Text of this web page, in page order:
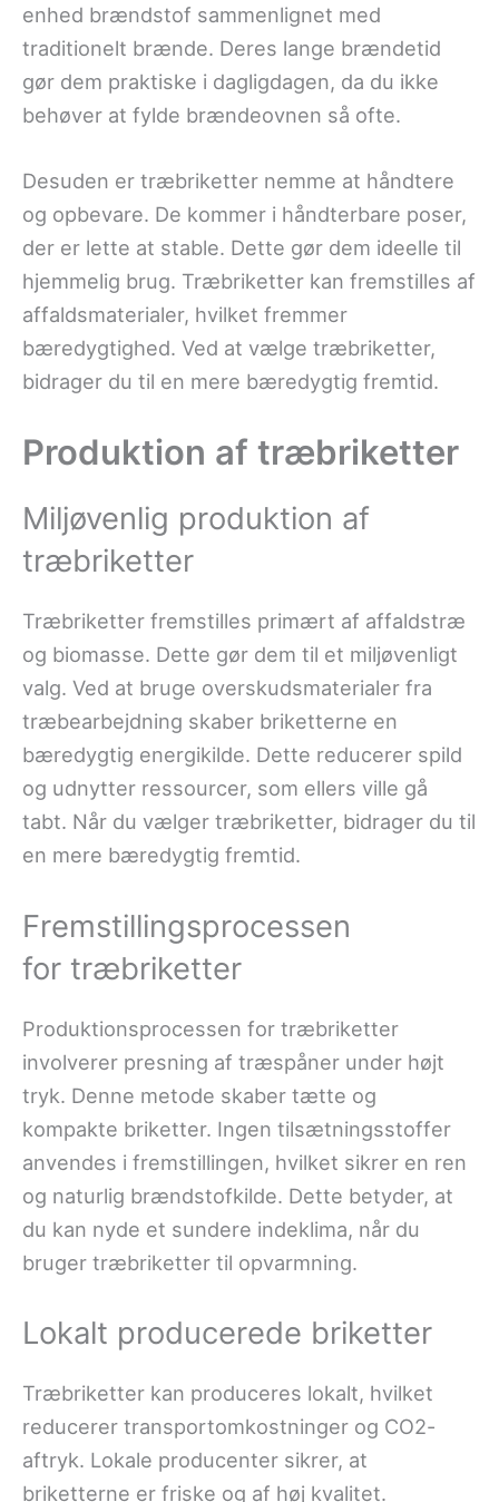
enhed brændstof sammenlignet med
traditionelt brænde. Deres lange brændetid
gør dem praktiske i dagligdagen, da du ikke
behøver at fylde brændeovnen så ofte.
Desuden er træbriketter nemme at håndtere
og opbevare. De kommer i håndterbare poser,
der er lette at stable. Dette gør dem ideelle til
hjemmelig brug. Træbriketter kan fremstilles af
affaldsmaterialer, hvilket fremmer
bæredygtighed. Ved at vælge træbriketter,
bidrager du til en mere bæredygtig fremtid.
Produktion af træbriketter
Miljøvenlig produktion af
træbriketter
Træbriketter fremstilles primært af affaldstræ
og biomasse. Dette gør dem til et miljøvenligt
valg. Ved at bruge overskudsmaterialer fra
træbearbejdning skaber briketterne en
bæredygtig energikilde. Dette reducerer spild
og udnytter ressourcer, som ellers ville gå
tabt. Når du vælger træbriketter, bidrager du til
en mere bæredygtig fremtid.
Fremstillingsprocessen
for træbriketter
Produktionsprocessen for træbriketter
involverer presning af træspåner under højt
tryk. Denne metode skaber tætte og
kompakte briketter. Ingen tilsætningsstoffer
anvendes i fremstillingen, hvilket sikrer en ren
og naturlig brændstofkilde. Dette betyder, at
du kan nyde et sundere indeklima, når du
bruger træbriketter til opvarmning.
Lokalt producerede briketter
Træbriketter kan produceres lokalt, hvilket
reducerer transportomkostninger og CO2-
aftryk. Lokale producenter sikrer, at
briketterne er friske og af høj kvalitet.